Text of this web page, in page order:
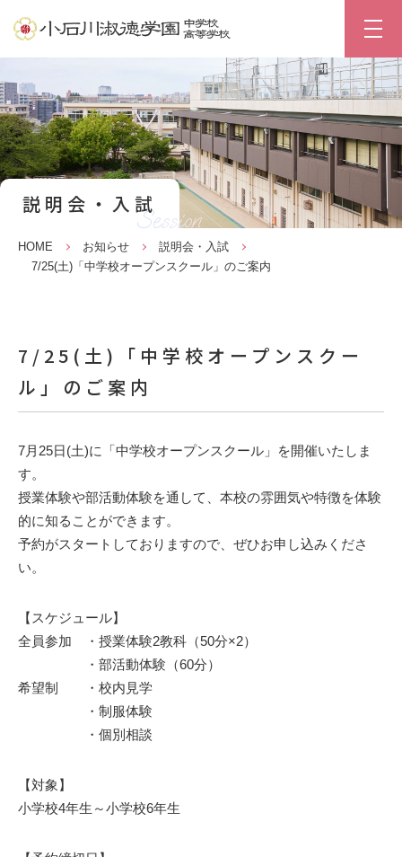
説明会・入試
Session
HOME お知らせ
説明会・入試
7/25(土)「中学校オープンスクール」のご案内
7/25(土)「中学校オープンスクー
ル」のご案内
7月25日(土)に「中学校オープンスクール」を開催いたしま
す。
授業体験や部活動体験を通して、本校の雰囲気や特徴を体験
的に知ることができます。
予約がスタートしておりますので、ぜひお申し込みくださ
い。
【スケジュール】
全員参加 ・授業体験2教科（50分×2）
・部活動体験（60分）
希望制 ・校内見学
・制服体験
・個別相談
【対象】
小学校4年生～小学校6年生